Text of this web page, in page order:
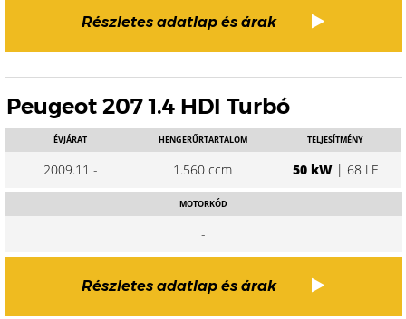
Részletes adatlap és árak
Peugeot 207 1.4 HDI Turbó
ÉVJÁRAT
2009.11 -
HENGERŰRTARTALOM
1.560 ccm
TELJESÍTMÉNY
50 kW| 68 LE
MOTORKÓD
-
Részletes adatlap és árak